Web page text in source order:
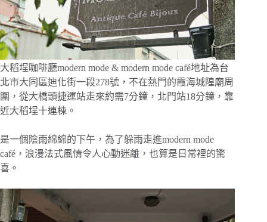
大稻埕咖啡廳modern mode & modern mode café地址為台
北市大同區迪化街一段278號，不在熱門的霞海城隍廟周
圍，從大橋頭捷運站走來約需7分鐘，北門站18分鐘，靠
近大稻埕十連棟。
是一個陰雨綿綿的下午，為了躲雨走進modern mode
café，浪漫法式風情令人心動迷離，也算是日常裡的驚
喜。